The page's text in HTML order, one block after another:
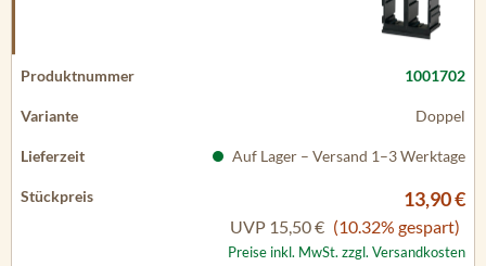
1001702
Doppel
Auf Lager – Versand 1–3 Werktage
13,90 €
UVP 15,50 € (10.32% gespart)
Preise inkl. MwSt. zzgl. Versandkosten